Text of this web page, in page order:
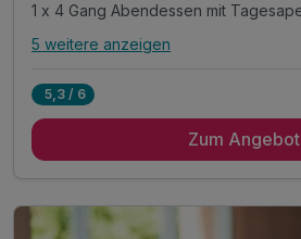
1 x 4 Gang Abendessen mit
Alle Inklusivleistungen
inkl. Nutzung von unserem Fitnessraum
5 weitere anzeigen
5,3 / 6
Zum Angebot